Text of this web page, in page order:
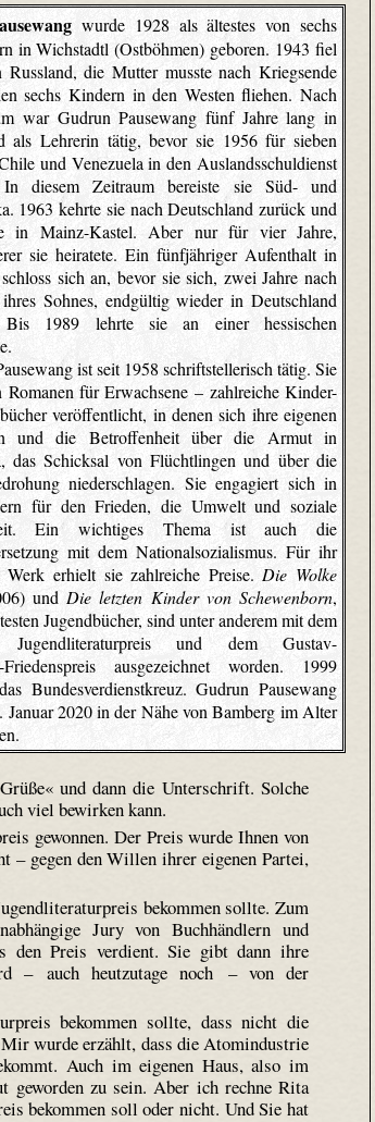
wurde 1928 als ältestes von sechs
in Wichstadtl (Ostböhmen) geboren. 1943 fiel
die Mutter musste nach Kriegsende
sechs Kindern in den Westen fliehen. Nach
war Gudrun Pausewang fünf Jahre lang in
als Lehrerin tätig, bevor sie 1956 für sieben
und Venezuela in den Auslandsschuldienst
In diesem Zeitraum bereiste sie Süd- und
1963 kehrte sie nach Deutschland zurück und
in Mainz-Kastel. Aber nur für vier Jahre,
sie heiratete. Ein fünfjähriger Aufenthalt in
sich an, bevor sie sich, zwei Jahre nach
Sohnes, endgültig wieder in Deutschland
Bis 1989 lehrte sie an einer hessischen
ist seit 1958 schriftstellerisch tätig. Sie
Romanen für Erwachsene – zahlreiche Kinder-
veröffentlicht, in denen sich ihre eigenen
und die Betroffenheit über die Armut in
das Schicksal von Flüchtlingen und über die
niederschlagen. Sie engagiert sich in
für den Frieden, die Umwelt und soziale
Ein wichtiges Thema ist auch die
mit dem Nationalsozialismus. Für ihr
Werk erhielt sie zahlreiche Preise. Die Wolke
und Die letzten Kinder von Schewenborn,
Jugendbücher, sind unter anderem mit dem
Jugendliteraturpreis und dem Gustav-
Friedenspreis ausgezeichnet worden. 1999
Bundesverdienstkreuz. Gudrun Pausewang
Januar 2020 in der Nähe von Bamberg im Alter
und dann die Unterschrift. Solche
viel bewirken kann.
gewonnen. Der Preis wurde Ihnen von
– gegen den Willen ihrer eigenen Partei,
bekommen sollte. Zum
Jury von Buchhändlern und
den Preis verdient. Sie gibt dann ihre
– auch heutzutage noch – von der
bekommen sollte, dass nicht die
wurde erzählt, dass die Atomindustrie
Auch im eigenen Haus, also im
geworden zu sein. Aber ich rechne Rita
bekommen soll oder nicht. Und Sie hat